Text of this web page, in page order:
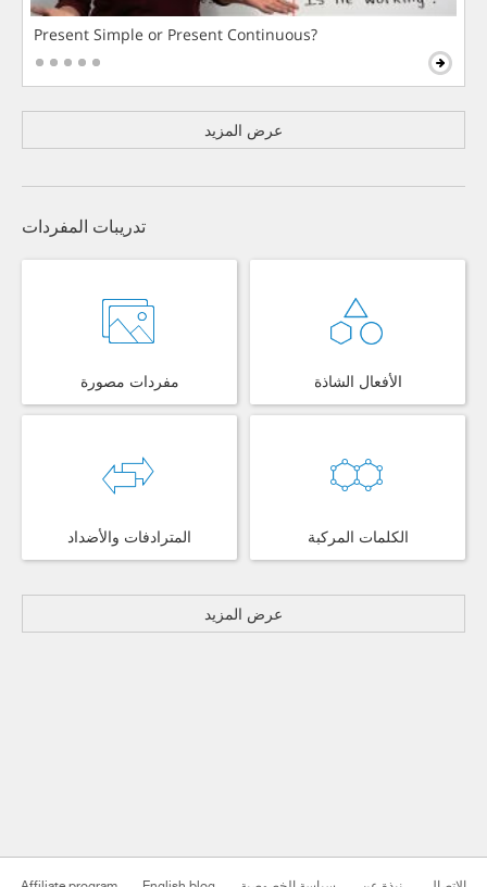
Present Simple or Present Continuous?
عرض المزيد
تدريبات المفردات
مفردات مصورة الأفعال الشاذة
المترادفات والأضداد الكلمات المركبة
عرض المزيد